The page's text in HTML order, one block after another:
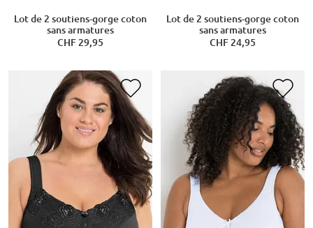
Lot de 2 soutiens-gorge coton
sans armatures
CHF 29,95
Lot de 2 soutiens-gorge coton
sans armatures
CHF 24,95